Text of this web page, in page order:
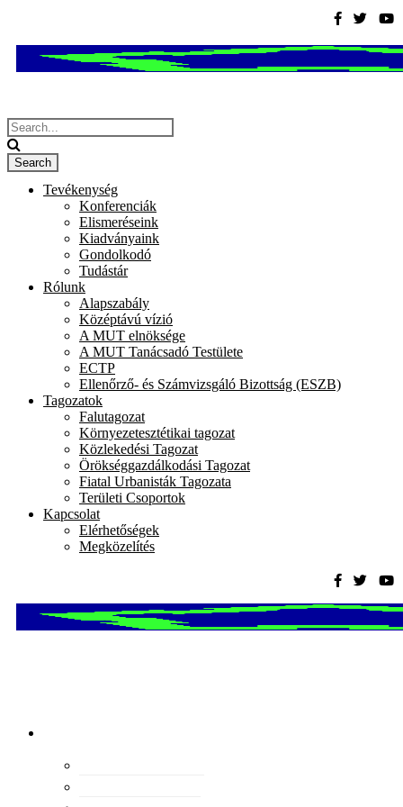
Tevékenység
Konferenciák
Elismeréseink
Kiadványaink
Gondolkodó
Tudástár
Rólunk
Alapszabály
Középtávú vízió
A MUT elnöksége
A MUT Tanácsadó Testülete
ECTP
Ellenőrző- és Számvizsgáló Bizottság (ESZB)
Tagozatok
Falutagozat
Környezetesztétikai tagozat
Közlekedési Tagozat
Örökséggazdálkodási Tagozat
Fiatal Urbanisták Tagozata
Területi Csoportok
Kapcsolat
Elérhetőségek
Megközelítés